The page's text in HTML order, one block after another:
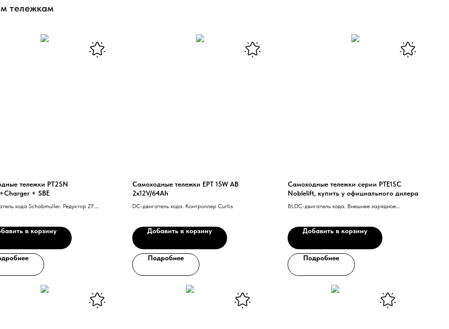
тележкам
тележки PT25N
+ SBE
хода Schabmuller. Редуктор ZF.
Rema с технологией CAN-BUS.
зарядное
в корзину
Самоходные тележки EPT 15W AB
2x12V/64Ah
DC-двигатель хода. Контроллер Curtis
Добавить в корзину
Подробнее
Самоходные тележки серии PTE15C
Noblelift, купить у официального дилера
BLDC-двигатель хода. Внешнее зарядное
Добавить в корзину
Подробнее